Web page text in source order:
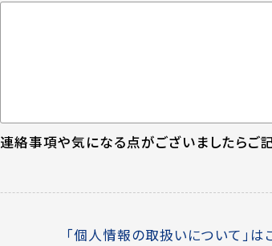
連絡事項や気になる点がございましたらご記
「個人情報の取扱いについて」は